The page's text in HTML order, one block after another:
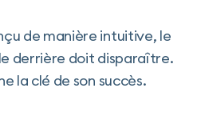
de manière intuitive, le
derrière doit disparaître.
la clé de son succès.